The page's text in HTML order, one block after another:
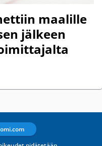
maalille
jälkeen